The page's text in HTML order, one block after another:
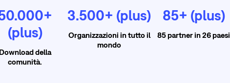
(plus)
della
comunità.
3.500+ (plus)
Organizzazioni in tutto il
mondo
85+ (plus)
85 partner in 26 paesi